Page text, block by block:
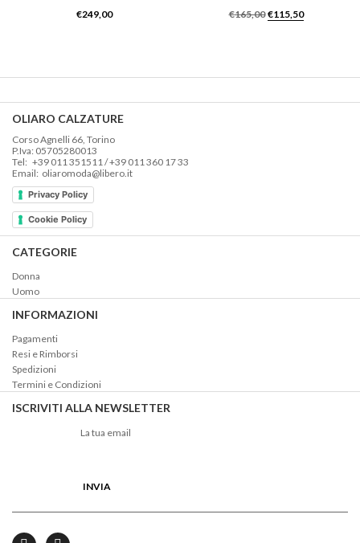
€249,00 €165,00 Il
€165,00.
€115,50Il
€115,50.
OLIARO CALZATURE
Corso Agnelli 66, Torino
P.Iva: 05705280013
Tel: +39 011 351511 / +39 011 360 17 33
Email: oliaromoda@libero.it
Privacy Policy
Cookie Policy
CATEGORIE
Donna
Uomo
INFORMAZIONI
Pagamenti
Resi e Rimborsi
Spedizioni
Termini e Condizioni
ISCRIVITI ALLA NEWSLETTER